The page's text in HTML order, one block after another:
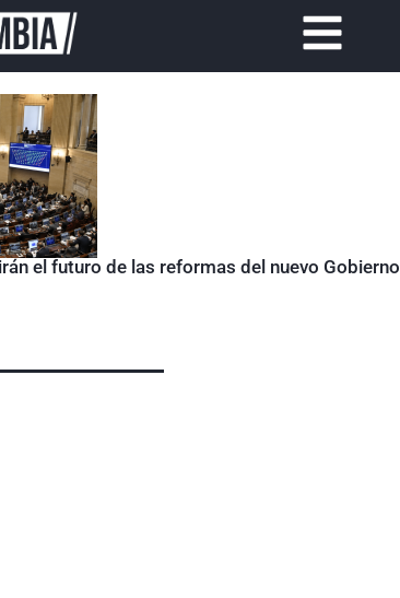
el futuro de las reformas del nuevo Gobierno